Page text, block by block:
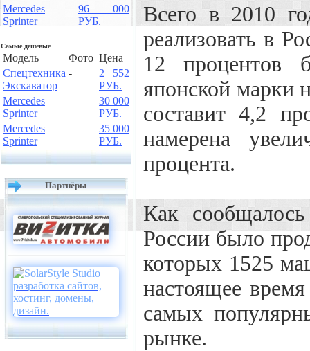
Mercedes
Sprinter
96 000
РУБ.
Самые дешевые
Модель Фото Цена
Спецтехника
Экскаватор
-
2 552
РУБ.
Mercedes
Sprinter
30 000
РУБ.
Mercedes
Sprinter
35 000
РУБ.
Партнёры
Всего в 2010
реализовать в
12 процентов
японской марки
составит 4,2
намерена
процента.
Как
России было
которых 1525
настоящее
самых
рынке.